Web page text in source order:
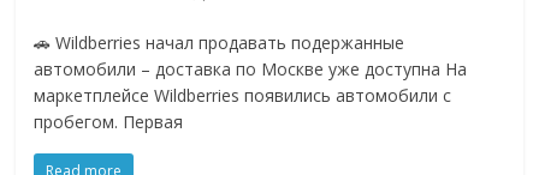
сервисах
для
Commerce,
🚗 Wildberries начал продавать подержанные
автомобили – доставка по Москве уже доступна На
маркетплейсе Wildberries появились автомобили с
пробегом. Первая
Read more